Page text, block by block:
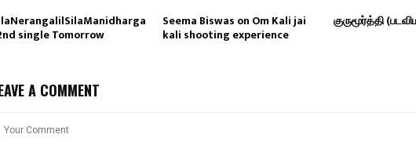
single Tomorrow
Seema Biswas on Om Kali jai
kali shooting experience
குருமூர்த்தி
A COMMENT